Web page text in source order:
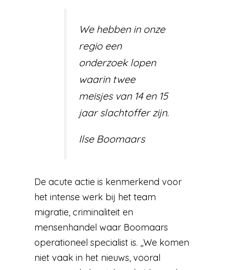
We hebben in onze
regio een
onderzoek lopen
waarin twee
meisjes van 14 en 15
jaar slachtof­fer zijn.
Ilse Boomaars
De acute actie is kenmerkend voor
het intense werk bij het team
migratie, criminaliteit en
mensenhandel waar Boomaars
operationeel specialist is. ,,We komen
niet vaak in het nieuws, vooral